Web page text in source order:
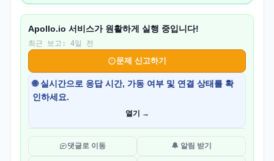
Apollo.io 서비스가 원활하게 실행 중입니다!
최근 보고: 4일 전
문제 신고하기
🌐 실시간으로 응답 시간, 가동 여부 및 연결 상태를 확
인하세요.
열기 →
댓글로 이동 🔔 알림 받기